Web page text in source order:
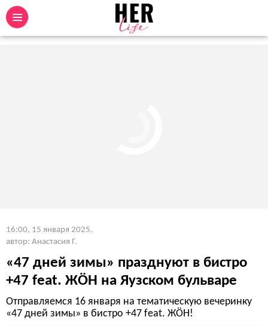
16:00, 15 января 2025,
автор: Анастасия Г.
«47 дней зимы» празднуют в бистро
+47 feat. ЖÖН на Яузском бульваре
Отправляемся 16 января на тематическую вечеринку
«47 дней зимы» в бистро +47 feat. ЖÖН!